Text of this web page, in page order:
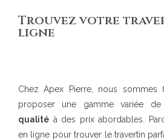
Trouvez votre
ligne
Chez Apex Pierre, nous sommes
proposer une gamme variée de
qualité à des prix abordables.
en ligne pour trouver le travertin